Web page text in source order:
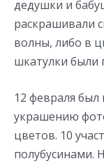
дедушки и
раскрашивали
волны, либо в
шкатулки
12 февраля был
украшению
цветов. 10
полубусинами.